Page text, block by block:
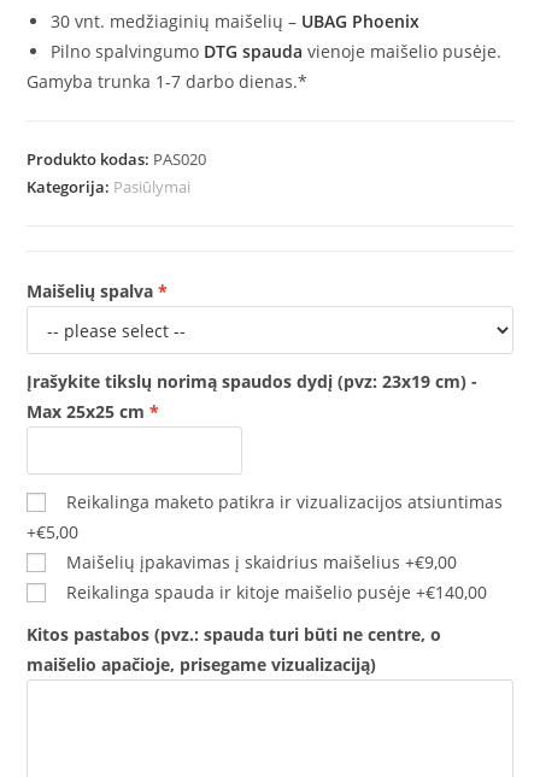
30 vnt. medžiaginių maišelių – UBAG Phoenix
Pilno spalvingumo DTG spauda vienoje maišelio pusėje.
Gamyba trunka 1-7 darbo dienas.*
Produkto kodas: PAS020
Kategorija: Pasiūlymai
Maišelių spalva
Įrašykite tikslų norimą spaudos dydį (pvz: 23x19 cm) -
Max 25x25 cm
Reikalinga maketo patikra ir vizualizacijos atsiuntimas
+€5,00
Maišelių įpakavimas į skaidrius maišelius +€9,00
Reikalinga spauda ir kitoje maišelio pusėje +€140,00
Kitos pastabos (pvz.: spauda turi būti ne centre, o
maišelio apačioje, prisegame vizualizaciją)